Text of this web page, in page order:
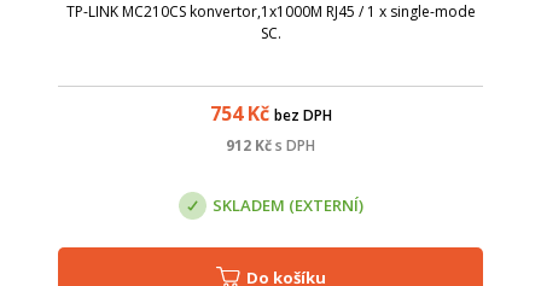
TP-LINK MC210CS konvertor,1x1000M RJ45 / 1 x single-mode
SC.
754Kč bez DPH
912 Kčs DPH
SKLADEM (EXTERNÍ)
Do košíku